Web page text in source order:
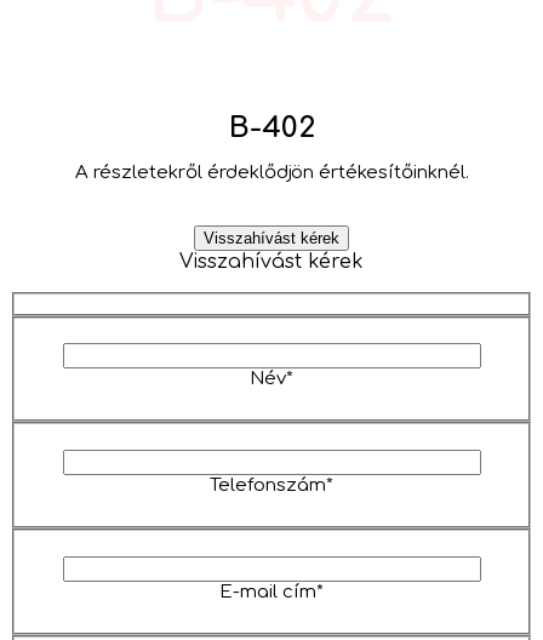
B-402
A részletekről érdeklődjön értékesítőinknél.
Visszahívást kérek
Visszahívást kérek
Név*
Telefonszám*
E-mail cím*